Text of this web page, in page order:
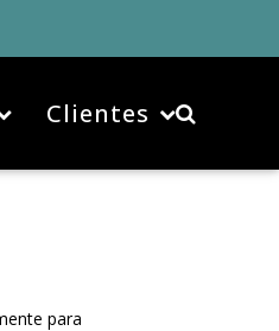
Clientes
para